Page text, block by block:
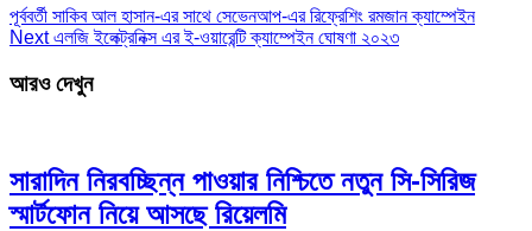
পূর্ববর্তী সাকিব আল হাসান-এর সাথে সেভেনআপ-এর রিফ্রেশিং রমজান ক্যাম্পেইন
Nextএলজি ইলেক্ট্রনিক্স এর ই-ওয়ারেন্টি ক্যাম্পেইন ঘোষণা ২০২৩
আরও দেখুন
সারাদিন নিরবচ্ছিন্ন পাওয়ার নিশ্চিতে নতুন সি-সিরিজ
স্মার্টফোন নিয়ে আসছে রিয়েলমি